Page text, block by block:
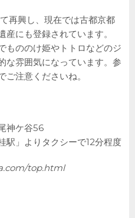
再興し、現在では古都京都
にも登録されています。
もののけ姫やトトロなどのジ
な雰囲気になっています。参
注意くださいね。
神ケ谷56
駅」よりタクシーで12分程度
top.html